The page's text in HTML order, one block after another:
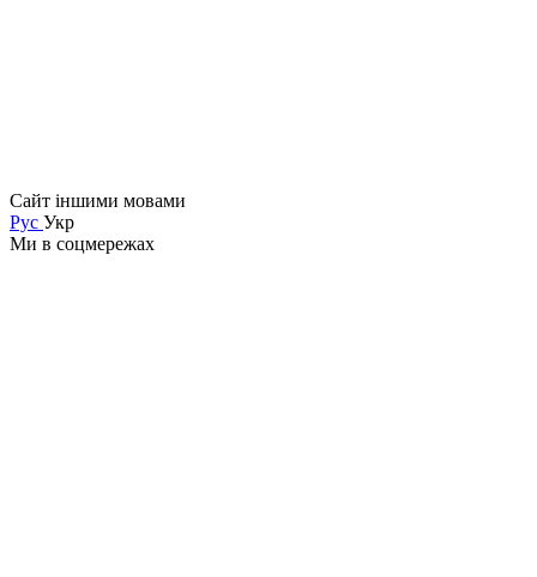
Сайт іншими мовами
Рус Укр
Ми в соцмережах